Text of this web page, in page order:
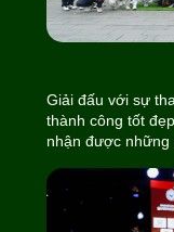
Giải đấu với sự
thành công tốt
nhận được những